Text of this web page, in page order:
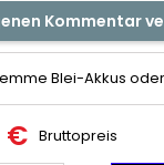
Kommentar
Blei-Akkus
€ Bruttopreis